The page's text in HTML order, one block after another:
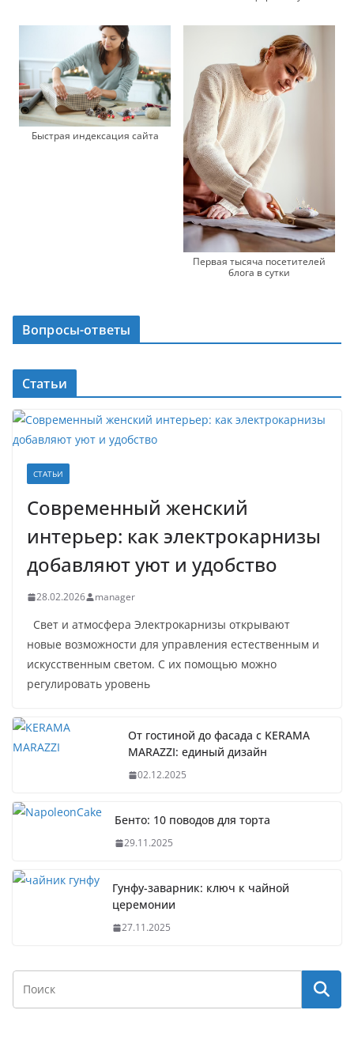
Быстрая индексация сайта
Первая тысяча посетителей
блога в сутки
Вопросы-ответы
Статьи
СТАТЬИ
Современный женский
интерьер: как электрокарнизы
добавляют уют и удобство
28.02.2026 manager
Свет и атмосфера Электрокарнизы открывают
новые возможности для управления естественным и
искусственным светом. С их помощью можно
регулировать уровень
От гостиной до фасада с KERAMA
MARAZZI: единый дизайн
02.12.2025
Бенто: 10 поводов для торта
29.11.2025
Гунфу-заварник: ключ к чайной
церемонии
27.11.2025